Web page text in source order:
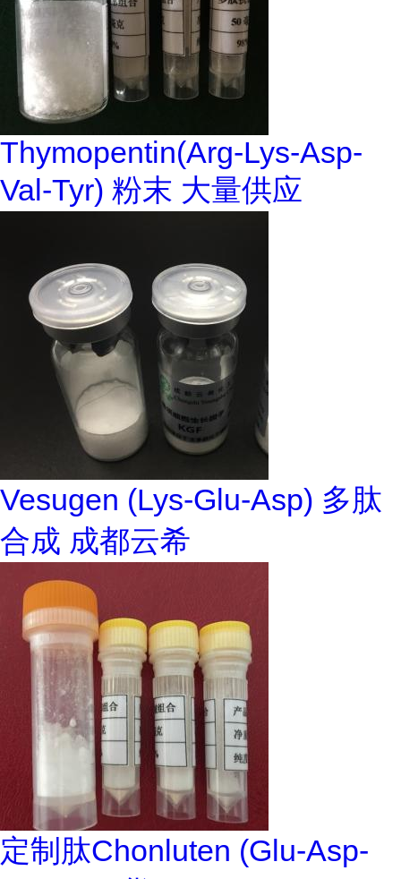
Thymopentin(Arg-Lys-Asp-
Val-Tyr) 粉末 大量供应
Vesugen (Lys-Glu-Asp) 多肽
合成 成都云希
定制肽Chonluten (Glu-Asp-